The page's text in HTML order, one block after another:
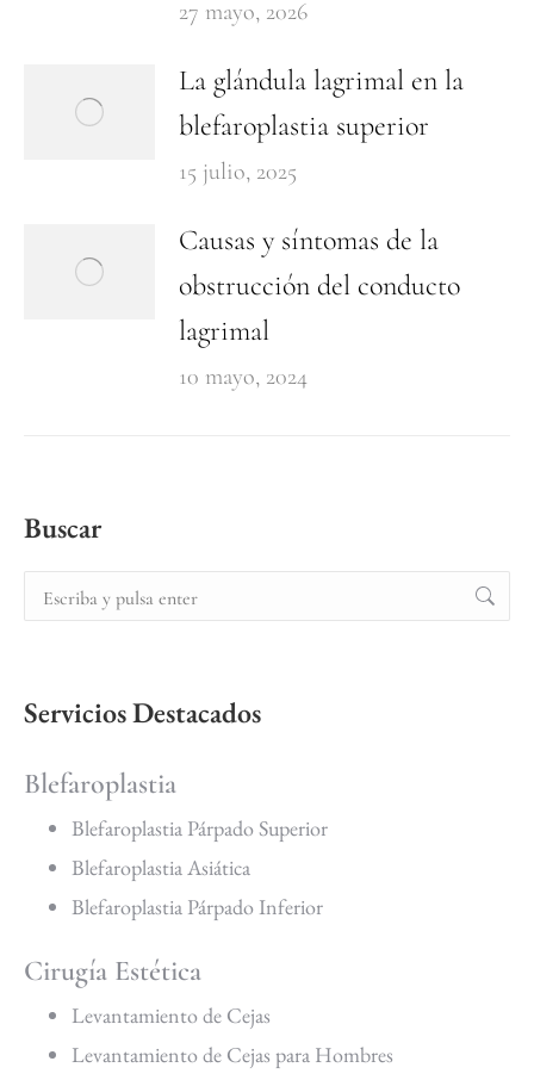
27 mayo, 2026
La glándula lagrimal en la
blefaroplastia superior
15 julio, 2025
Causas y síntomas de la
obstrucción del conducto
lagrimal
10 mayo, 2024
Buscar
Servicios Destacados
Blefaroplastia
Blefaroplastia Párpado Superior
Blefaroplastia Asiática
Blefaroplastia Párpado Inferior
Cirugía Estética
Levantamiento de Cejas
Levantamiento de Cejas para Hombres